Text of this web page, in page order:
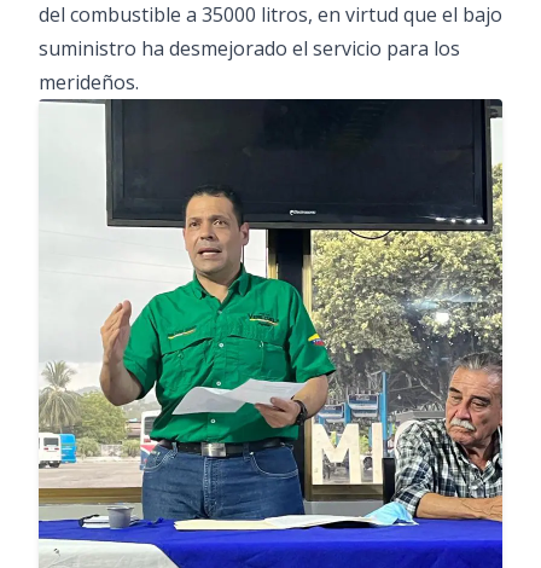
del combustible a 35000 litros, en virtud que el bajo
suministro ha desmejorado el servicio para los
merideños.